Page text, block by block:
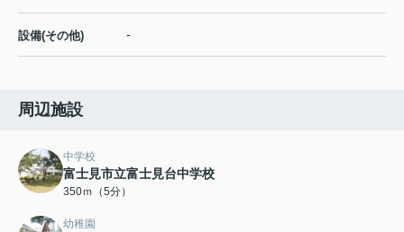
設備(その他) -
周辺施設
中学校
富士見市立富士見台中学校
350ｍ（5分）
幼稚園